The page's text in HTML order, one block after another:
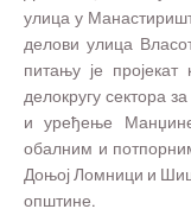
улица у
делови улица
питању је
делокругу сектора
и уређење
обалним и
Доњој Ломници и
општине.